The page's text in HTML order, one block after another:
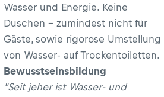
Wasser und Energie. Keine
Duschen – zumindest nicht für
Gäste, sowie rigorose Umstellung
von Wasser- auf Trockentoiletten.
Bewusstseinsbildung
"Seit jeher ist Wasser- und